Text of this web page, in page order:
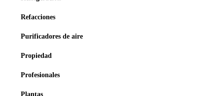
Refacciones
Purificadores de aire
Propiedad
Profesionales
Plantas